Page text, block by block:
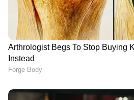
കുറഞ്ഞു. വിപണി വില
നവംബർ 10 - ഒരു പവന്‍
രൂപ ഉയർന്നു. വിപണി വില
നവംബർ 11 - ഒരു പവന്‍
കുറഞ്ഞു. വിപണി വില
നവംബർ 12 - സ്വർണവില
തുടർന്നു. വിപണി വില